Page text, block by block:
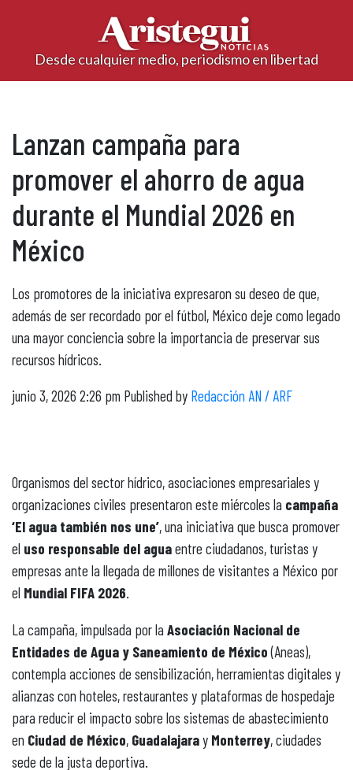
Desde cualquier medio, periodismo en libertad
Lanzan campaña para
promover el ahorro de agua
durante el Mundial 2026 en
México
Los promotores de la iniciativa expresaron su deseo de que,
además de ser recordado por el fútbol, México deje como legado
una mayor conciencia sobre la importancia de preservar sus
recursos hídricos.
junio 3, 2026 2:26 pm Published by Redacción AN / ARF
Organismos del sector hídrico, asociaciones empresariales y
organizaciones civiles presentaron este miércoles la campaña
‘El agua también nos une’, una iniciativa que busca promover
el uso responsable del aguaentre ciudadanos, turistas y
empresas ante la llegada de millones de visitantes a México por
el Mundial FIFA 2026.
La campaña, impulsada por la Asociación Nacional de
Entidades de Agua y Saneamiento de México(Aneas),
contempla acciones de sensibilización, herramientas digitales y
alianzas con hoteles, restaurantes y plataformas de hospedaje
para reducir el impacto sobre los sistemas de abastecimiento
en Ciudad de México, Guadalajaray Monterrey, ciudades
sede de la justa deportiva.